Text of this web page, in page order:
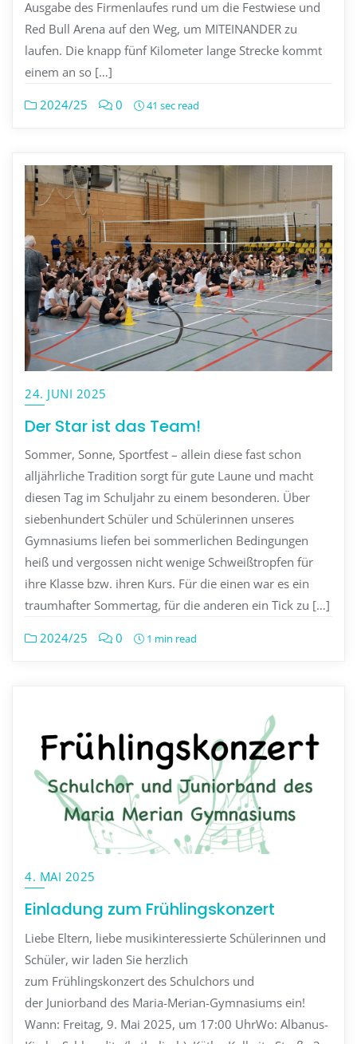
Ausgabe des Firmenlaufes rund um die Festwiese und
Red Bull Arena auf den Weg, um MITEINANDER zu
laufen. Die knapp fünf Kilometer lange Strecke kommt
einem an so […]
2024/25 0 41 sec read
24. JUNI 2025
Der Star ist das Team!
Sommer, Sonne, Sportfest – allein diese fast schon
alljährliche Tradition sorgt für gute Laune und macht
diesen Tag im Schuljahr zu einem besonderen. Über
siebenhundert Schüler und Schülerinnen unseres
Gymnasiums liefen bei sommerlichen Bedingungen
heiß und vergossen nicht wenige Schweißtropfen für
ihre Klasse bzw. ihren Kurs. Für die einen war es ein
traumhafter Sommertag, für die anderen ein Tick zu […]
2024/25 0 1 min read
4. MAI 2025
Einladung zum Frühlingskonzert
Liebe Eltern, liebe musikinteressierte Schülerinnen und
Schüler, wir laden Sie herzlich
zum Frühlingskonzert des Schulchors und
der Juniorband des Maria-Merian-Gymnasiums ein!
Wann: Freitag, 9. Mai 2025, um 17:00 UhrWo: Albanus-